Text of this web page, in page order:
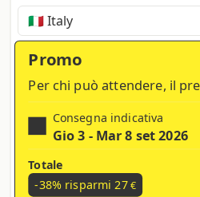
Tempi, costi e tasse
della regione e dei
Promo
Per chi può attendere, il
Consegna indicativa
Gio 3 - Mar 8 set 2026
Totale
-38% risparmi27€